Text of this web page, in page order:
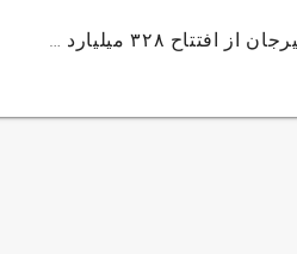
۳۲۸ میلیارد …